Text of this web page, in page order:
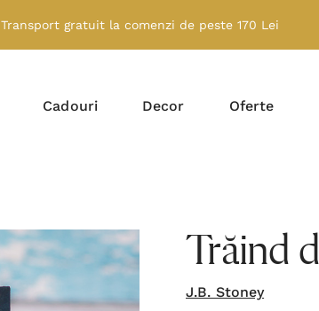
Transport gratuit la comenzi de peste 170 Lei
Cadouri Decor Oferte
Trăind
J.B. Stoney